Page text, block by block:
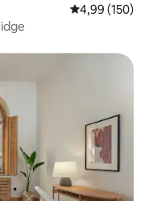
Note
4,99 (150)
aimés